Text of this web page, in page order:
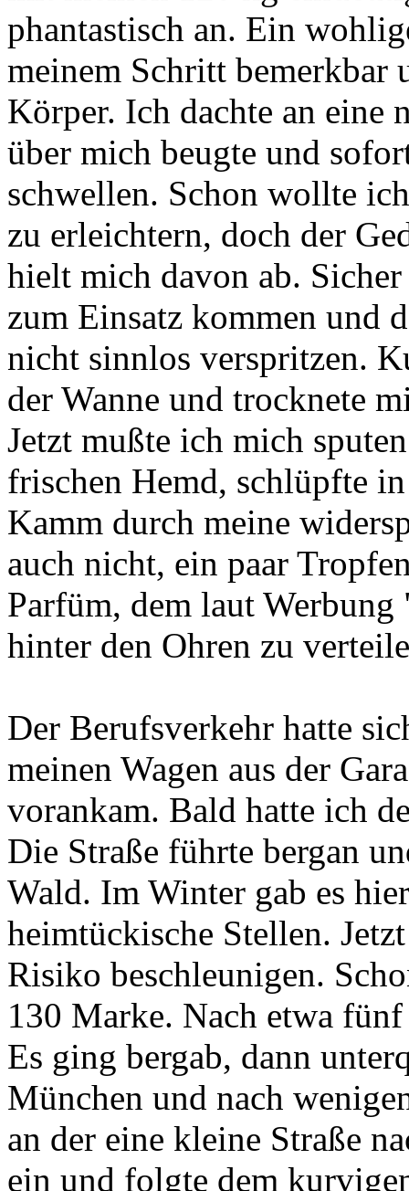
phantastisch an. Ein
meinem Schritt bemerkbar
Körper. Ich dachte an eine
über mich beugte und
schwellen. Schon wollte
zu erleichtern, doch der
hielt mich davon ab.
zum Einsatz kommen und
nicht sinnlos verspritzen.
der Wanne und trocknete
Jetzt mußte ich mich
frischen Hemd, schlüpfte
Kamm durch meine
auch nicht, ein paar
Parfüm, dem laut
hinter den Ohren zu
Der Berufsverkehr hatte
meinen Wagen aus der
vorankam. Bald hatte ich
Die Straße führte bergan
Wald. Im Winter gab es
heimtückische Stellen.
Risiko beschleunigen.
130 Marke. Nach etwa
Es ging bergab, dann
München und nach
an der eine kleine Straße
ein und folgte dem